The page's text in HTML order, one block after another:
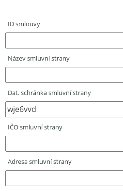
ID smlouvy
Název smluvní strany
Dat. schránka smluvní strany
IČO smluvní strany
Adresa smluvní strany